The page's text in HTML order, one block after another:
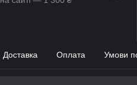
Доставка Оплата Умови